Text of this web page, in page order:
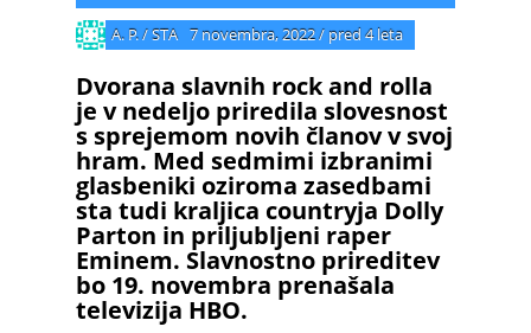
A. P. / STA 7 novembra, 2022/ pred 4 leta
Dvorana slavnih rock and rolla
je v nedeljo priredila slovesnost
s sprejemom novih članov v svoj
hram. Med sedmimi izbranimi
glasbeniki oziroma zasedbami
sta tudi kraljica countryja Dolly
Parton in priljubljeni raper
Eminem. Slavnostno prireditev
bo 19. novembra prenašala
televizija HBO.